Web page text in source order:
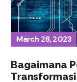
March 28, 2023
Bagaimana